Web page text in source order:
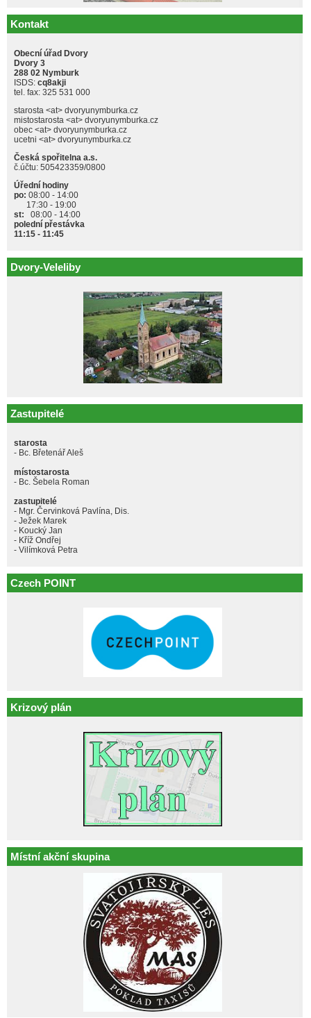
Kontakt
Obecní úřad Dvory
Dvory 3
288 02 Nymburk
ISDS: cq8akji
tel. fax: 325 531 000
starosta <at> dvoryunymburka.cz
mistostarosta <at> dvoryunymburka.cz
obec <at> dvoryunymburka.cz
ucetni <at> dvoryunymburka.cz
Česká spořitelna a.s.
č.účtu: 505423359/0800
Úřední hodiny
po: 08:00 - 14:00
17:30 - 19:00
st: 08:00 - 14:00
polední přestávka
11:15 - 11:45
Dvory-Veleliby
Zastupitelé
starosta
- Bc. Břetenář Aleš
místostarosta
- Bc. Šebela Roman
zastupitelé
- Mgr. Červinková Pavlína, Dis.
- Ježek Marek
- Koucký Jan
- Kříž Ondřej
- Vilímková Petra
Czech POINT
Krizový plán
Místní akční skupina